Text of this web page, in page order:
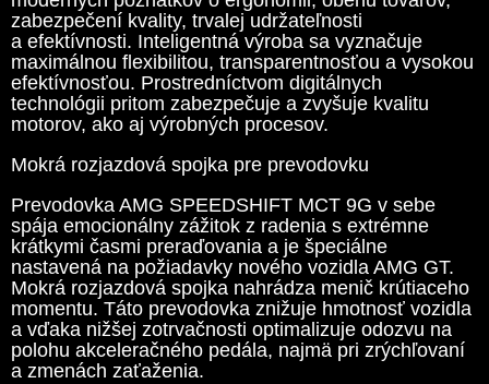
zabezpečení kvality, trvalej udržateľnosti
a efektívnosti. Inteligentná výroba sa vyznačuje
maximálnou flexibilitou, transparentnosťou a vysokou
efektívnosťou. Prostredníctvom digitálnych
technológii pritom zabezpečuje a zvyšuje kvalitu
motorov, ako aj výrobných procesov.
Mokrá rozjazdová spojka pre prevodovku
Prevodovka AMG SPEEDSHIFT MCT 9G v sebe
spája emocionálny zážitok z radenia s extrémne
krátkymi časmi preraďovania a je špeciálne
nastavená na požiadavky nového vozidla AMG GT.
Mokrá rozjazdová spojka nahrádza menič krútiaceho
momentu. Táto prevodovka znižuje hmotnosť vozidla
a vďaka nižšej zotrvačnosti optimalizuje odozvu na
polohu akceleračného pedála, najmä pri zrýchľovaní
a zmenách zaťaženia.